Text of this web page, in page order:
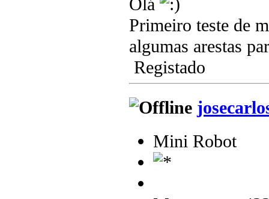
Olá
Primeiro teste de
algumas arestas
Registado
Mini Robot